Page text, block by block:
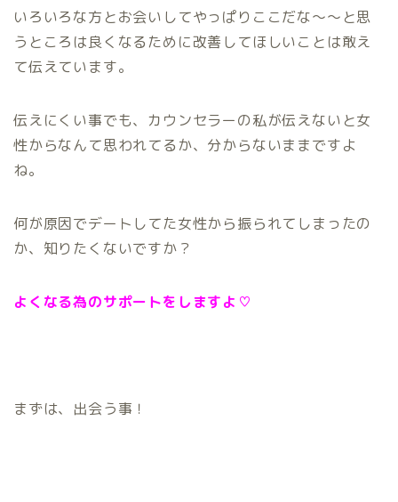
いろいろな方とお会いしてやっぱりここだな～～と思
うところは良くなるために改善してほしいことは敢え
て伝えています。
伝えにくい事でも、カウンセラーの私が伝えないと女
性からなんて思われてるか、分からないままですよ
ね。
何が原因でデートしてた女性から振られてしまったの
か、知りたくないですか？
よくなる為のサポートをしますよ♡
まずは、出会う事！